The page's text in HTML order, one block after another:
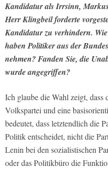
Kandidatur als Irrsinn,
Herr Klingbeil forderte
Kandidatur zu verhindern.
haben Politiker aus der
nehmen? Fanden Sie, die
wurde angegriffen?
Ich glaube die Wahl zeigt,
Volkspartei und eine
bedeutet, dass letztendlich die
Politik entscheidet, nicht die
Lenin bei den sozialistischen
oder das Politikbüro die